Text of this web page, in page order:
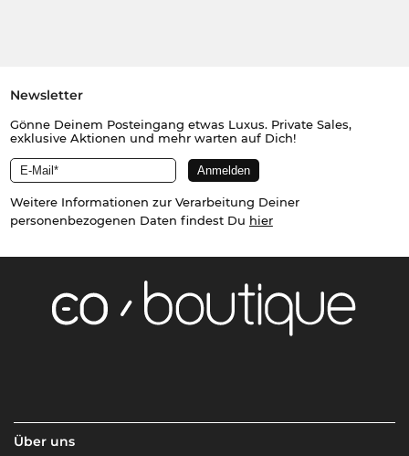
Newsletter
Gönne Deinem Posteingang etwas Luxus. Private Sales,
exklusive Aktionen und mehr warten auf Dich!
Weitere Informationen zur Verarbeitung Deiner
personenbezogenen Daten findest Du hier
Über uns